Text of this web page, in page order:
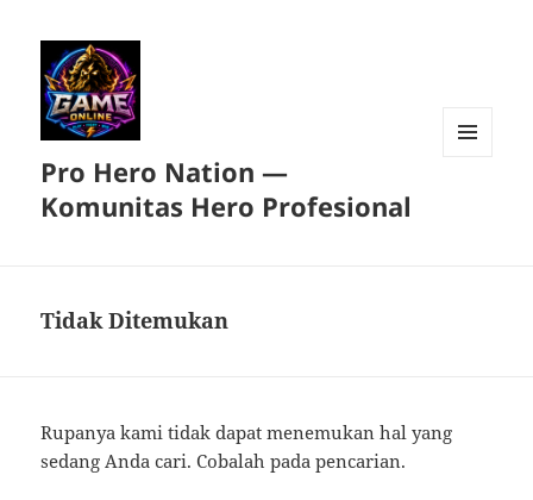
Pro Hero Nation —
Komunitas Hero Profesional
Tidak Ditemukan
Rupanya kami tidak dapat menemukan hal yang
sedang Anda cari. Cobalah pada pencarian.